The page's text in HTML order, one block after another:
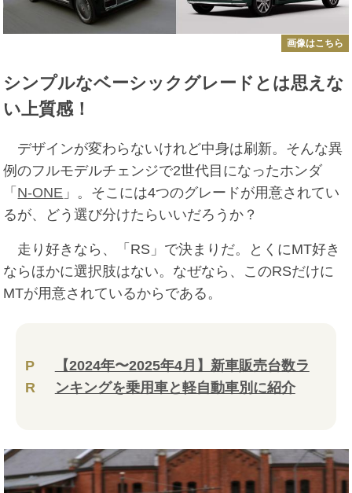
画像はこちら
シンプルなベーシックグレードとは思えな
い上質感！
デザインが変わらないけれど中身は刷新。そんな異
例のフルモデルチェンジで2世代目になったホンダ
「 N-ONE 」。そこには4つのグレードが用意されてい
るが、どう選び分けたらいいだろうか？
走り好きなら、「RS」で決まりだ。とくにMT好き
ならほかに選択肢はない。なぜなら、このRSだけに
MTが用意されているからである。
P
R
【2024年〜2025年4月】新車販売台数ラ
ンキングを乗用車と軽自動車別に紹介